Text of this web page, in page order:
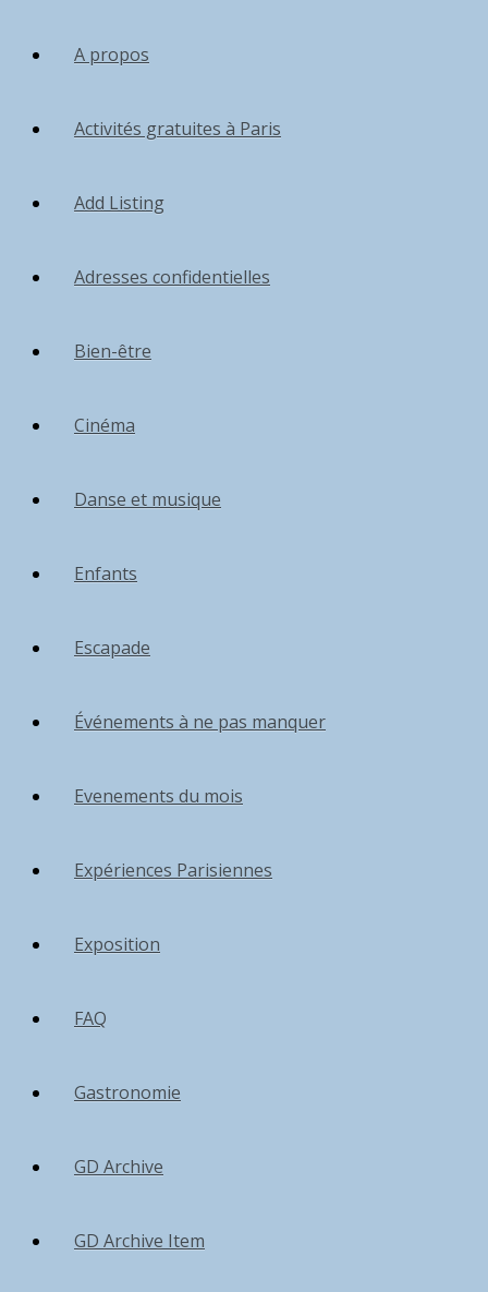
A propos
Activités gratuites à Paris
Add Listing
Adresses confidentielles
Bien-être
Cinéma
Danse et musique
Enfants
Escapade
Événements à ne pas manquer
Evenements du mois
Expériences Parisiennes
Exposition
FAQ
Gastronomie
GD Archive
GD Archive Item